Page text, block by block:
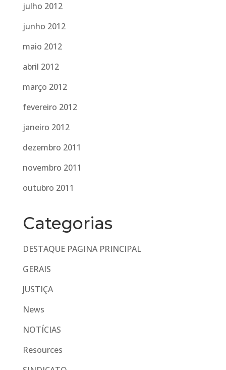
julho 2012
junho 2012
maio 2012
abril 2012
março 2012
fevereiro 2012
janeiro 2012
dezembro 2011
novembro 2011
outubro 2011
Categorias
DESTAQUE PAGINA PRINCIPAL
GERAIS
JUSTIÇA
News
NOTÍCIAS
Resources